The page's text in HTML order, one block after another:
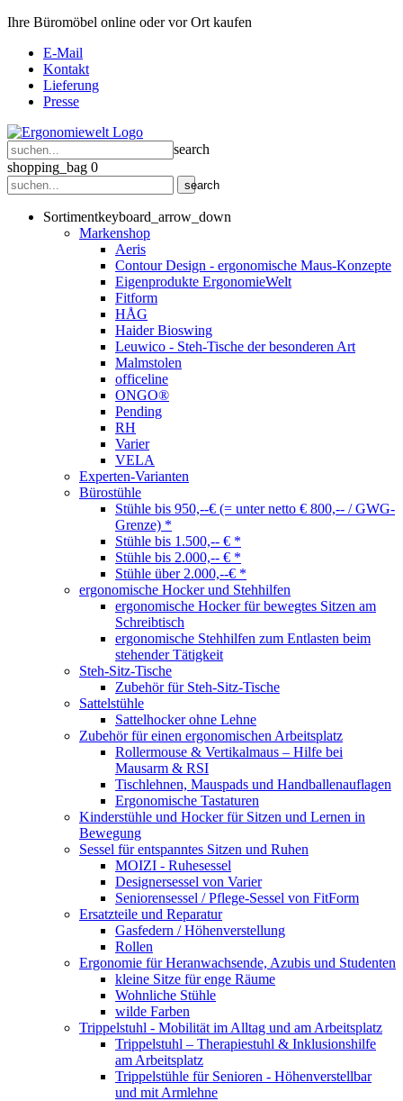
Ihre Büromöbel online oder vor Ort kaufen
E-Mail
Kontakt
Lieferung
Presse
search
shopping_bag 0
search
Sortimentkeyboard_arrow_down
Markenshop
Aeris
Contour Design - ergonomische Maus-Konzepte
Eigenprodukte ErgonomieWelt
Fitform
HÅG
Haider Bioswing
Leuwico - Steh-Tische der besonderen Art
Malmstolen
officeline
ONGO®
Pending
RH
Varier
VELA
Experten-Varianten
Bürostühle
Stühle bis 950,--€ (= unter netto € 800,-- / GWG-
Grenze) *
Stühle bis 1.500,-- € *
Stühle bis 2.000,-- € *
Stühle über 2.000,--€ *
ergonomische Hocker und Stehhilfen
ergonomische Hocker für bewegtes Sitzen am
Schreibtisch
ergonomische Stehhilfen zum Entlasten beim
stehender Tätigkeit
Steh-Sitz-Tische
Zubehör für Steh-Sitz-Tische
Sattelstühle
Sattelhocker ohne Lehne
Zubehör für einen ergonomischen Arbeitsplatz
Rollermouse & Vertikalmaus – Hilfe bei
Mausarm & RSI
Tischlehnen, Mauspads und Handballenauflagen
Ergonomische Tastaturen
Kinderstühle und Hocker für Sitzen und Lernen in
Bewegung
Sessel für entspanntes Sitzen und Ruhen
MOIZI - Ruhesessel
Designersessel von Varier
Seniorensessel / Pflege-Sessel von FitForm
Ersatzteile und Reparatur
Gasfedern / Höhenverstellung
Rollen
Ergonomie für Heranwachsende, Azubis und Studenten
kleine Sitze für enge Räume
Wohnliche Stühle
wilde Farben
Trippelstuhl - Mobilität im Alltag und am Arbeitsplatz
Trippelstuhl – Therapiestuhl & Inklusionshilfe
am Arbeitsplatz
Trippelstühle für Senioren - Höhenverstellbar
und mit Armlehne